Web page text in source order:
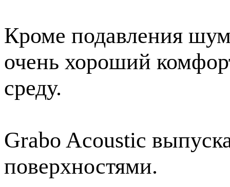
Кроме подавления
очень хороший
среду.
Grabo Acoustic
поверхностями.